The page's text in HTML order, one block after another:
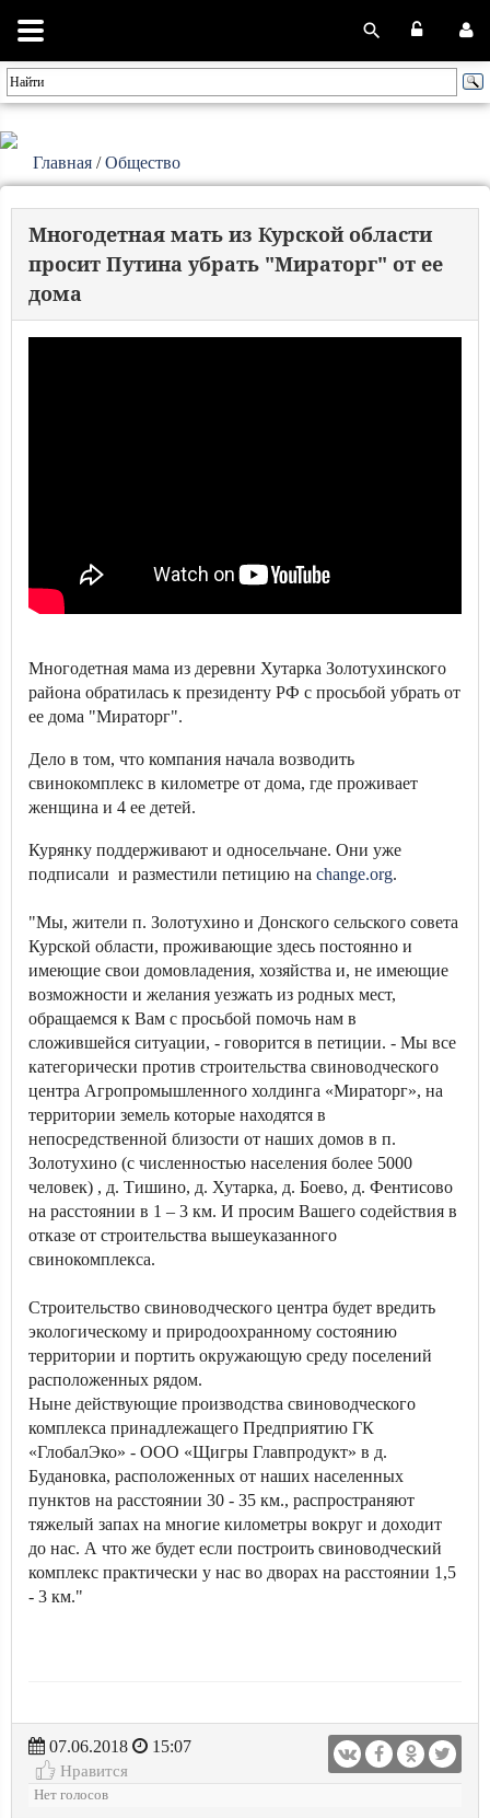
Главная /Общество
Многодетная мать из Курской области
просит Путина убрать "Мираторг" от ее
дома
Многодетная мама из деревни Хутарка Золотухинского
района обратилась к президенту РФ с просьбой убрать от
ее дома "Мираторг".
Дело в том, что компания начала возводить
свинокомплекс в километре от дома, где проживает
женщина и 4 ее детей.
Курянку поддерживают и односельчане. Они уже
подписали и разместили петицию на change.org.
"Мы, жители п. Золотухино и Донского сельского совета
Курской области, проживающие здесь постоянно и
имеющие свои домовладения, хозяйства и, не имеющие
возможности и желания уезжать из родных мест,
обращаемся к Вам с просьбой помочь нам в
сложившейся ситуации, - говорится в петиции. - Мы все
категорически против строительства свиноводческого
центра Агропромышленного холдинга «Мираторг», на
территории земель которые находятся в
непосредственной близости от наших домов в п.
Золотухино (с численностью населения более 5000
человек) , д. Тишино, д. Хутарка, д. Боево, д. Фентисово
на расстоянии в 1 – 3 км. И просим Вашего содействия в
отказе от строительства вышеуказанного
свинокомплекса.
Строительство свиноводческого центра будет вредить
экологическому и природоохранному состоянию
территории и портить окружающую среду поселений
расположенных рядом.
Ныне действующие производства свиноводческого
комплекса принадлежащего Предприятию ГК
«ГлобалЭко» - ООО «Щигры Главпродукт» в д.
Будановка, расположенных от наших населенных
пунктов на расстоянии 30 - 35 км., распространяют
тяжелый запах на многие километры вокруг и доходит
до нас. А что же будет если построить свиноводческий
комплекс практически у нас во дворах на расстоянии 1,5
- 3 км."
07.06.2018
15:07
Нравится
Нет голосов